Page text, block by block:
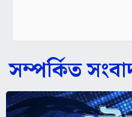
সম্পর্কিত